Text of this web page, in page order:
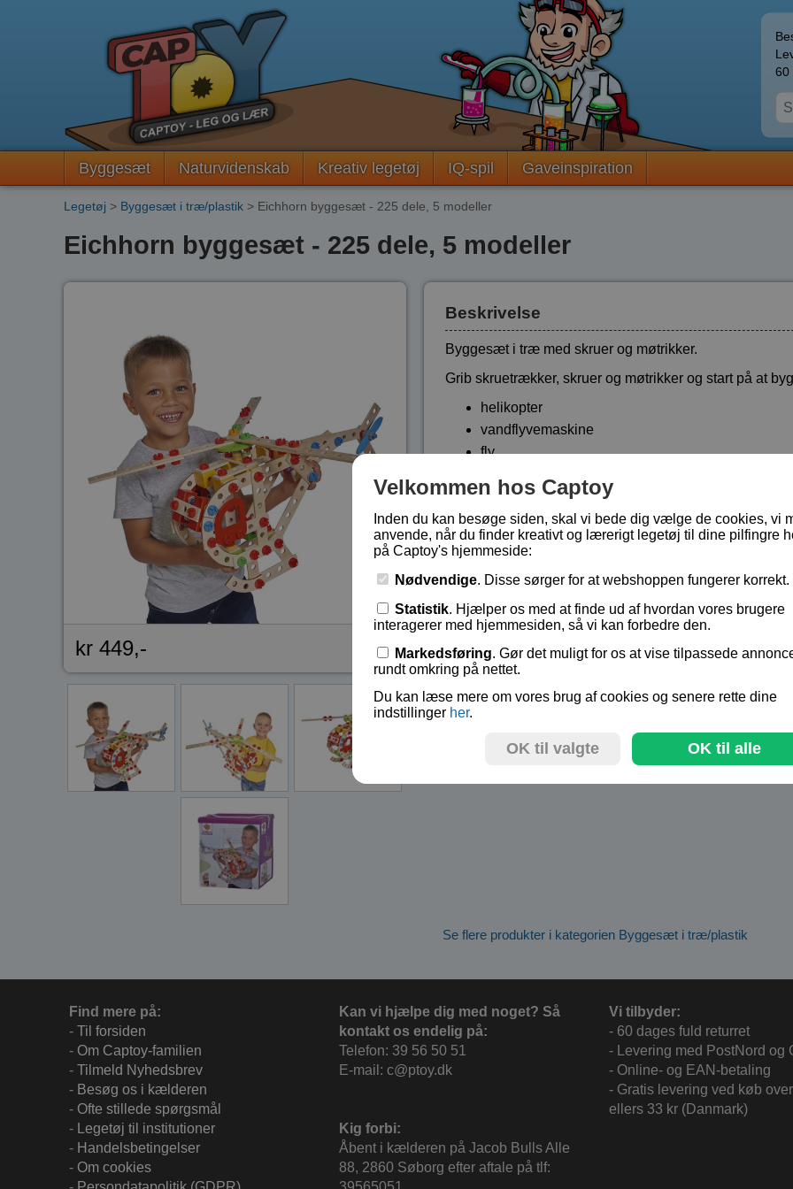
60
Byggesæt Naturvidenskab Kreativ legetøj IQ-spil Gaveinspiration
Legetøj > Byggesæt i træ/plastik > Eichhorn byggesæt - 225 dele, 5 modeller
Eichhorn byggesæt - 225 dele, 5 modeller
kr 449,-
Beskrivelse
Byggesæt i træ med skruer og møtrikker.
Grib skruetrækker, skruer og møtrikker og start på at
helikopter
vandflyvemaskine
fly
kranbåd
Fra 6 år og opefter.
Sættet indeholder 225 dele.
Billed byggevejledning til 5 modeller.
Lagerstatus:Ikke på lager
Vare nr.:EIC-39098
kr 449,-
Se flere produkter i kategorien Byggesæt i træ/plastik
Find mere på:
- Til forsiden
- Om Captoy-familien
- Tilmeld Nyhedsbrev
- Besøg os i kælderen
- Ofte stillede spørgsmål
- Legetøj til institutioner
- Handelsbetingelser
- Om cookies
Kan vi hjælpe dig med noget? Så
kontakt os endelig på:
Telefon: 39 56 50 51
E-mail: c@ptoy.dk
Kig forbi:
Åbent i kælderen på Jacob Bulls Alle
88, 2860 Søborg efter aftale på tlf:
Vi tilbyder:
- 60 dages fuld returret
- Levering med PostNord og
- Online- og EAN-betaling
- Gratis levering ved køb
ellers 33 kr (Danmark)
Velkommen hos Captoy
Inden du kan besøge siden, skal vi bede dig vælge de cookies, vi
anvende, når du finder kreativt og lærerigt legetøj til dine pilfingre
på Captoy's hjemmeside:
Nødvendige. Disse sørger for at webshoppen fungerer korrekt.
Statistik. Hjælper os med at finde ud af hvordan vores brugere
interagerer med hjemmesiden, så vi kan forbedre den.
Markedsføring. Gør det muligt for os at vise tilpassede
rundt omkring på nettet.
Du kan læse mere om vores brug af cookies og senere rette dine
indstillinger her.
OK til valgte OK til alle